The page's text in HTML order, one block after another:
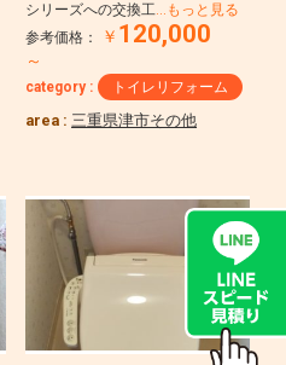
シリーズへの交換工…もっと見る
参考価格：
￥ 120,000
～
category : トイレリフォーム
area : 三重県津市その他